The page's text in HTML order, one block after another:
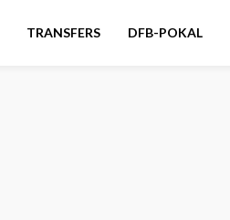
TRANSFERS DFB-POKAL